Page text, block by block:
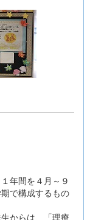
年間を４月～９
で構成するもの
からは、「理療